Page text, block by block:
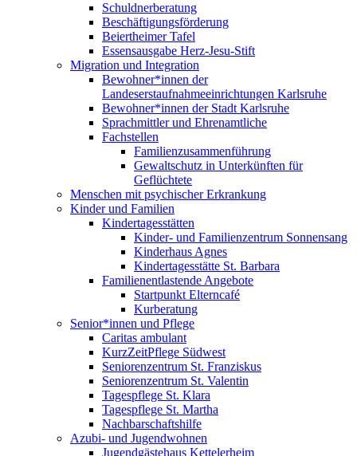
Schuldnerberatung
Beschäftigungsförderung
Beiertheimer Tafel
Essensausgabe Herz-Jesu-Stift
Migration und Integration
Bewohner*innen der
Landeserstaufnahmeeinrichtungen Karlsruhe
Bewohner*innen der Stadt Karlsruhe
Sprachmittler und Ehrenamtliche
Fachstellen
Familienzusammenführung
Gewaltschutz in Unterkünften für
Geflüchtete
Menschen mit psychischer Erkrankung
Kinder und Familien
Kindertagesstätten
Kinder- und Familienzentrum Sonnensang
Kinderhaus Agnes
Kindertagesstätte St. Barbara
Familienentlastende Angebote
Startpunkt Elterncafé
Kurberatung
Senior*innen und Pflege
Caritas ambulant
KurzZeitPflege Südwest
Seniorenzentrum St. Franziskus
Seniorenzentrum St. Valentin
Tagespflege St. Klara
Tagespflege St. Martha
Nachbarschaftshilfe
Azubi- und Jugendwohnen
Jugendgästehaus Kettelerheim